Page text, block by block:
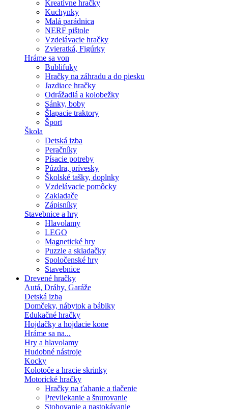
Kreatívne hračky
Kuchynky
Malá parádnica
NERF pištole
Vzdelávacie hračky
Zvieratká, Figúrky
Hráme sa von
Bublifuky
Hračky na záhradu a do piesku
Jazdiace hračky
Odrážadlá a kolobežky
Sánky, boby
Šlapacie traktory
Šport
Škola
Detská izba
Peračníky
Písacie potreby
Púzdra, prívesky
Školské tašky, doplnky
Vzdelávacie pomôcky
Zakladače
Zápisníky
Stavebnice a hry
Hlavolamy
LEGO
Magnetické hry
Puzzle a skladačky
Spoločenské hry
Stavebnice
Drevené hračky
Autá, Dráhy, Garáže
Detská izba
Domčeky, nábytok a bábiky
Edukačné hračky
Hojdačky a hojdacie kone
Hráme sa na...
Hry a hlavolamy
Hudobné nástroje
Kocky
Kolotoče a hracie skrinky
Motorické hračky
Hračky na ťahanie a tlačenie
Prevliekanie a šnurovanie
Stohovanie a nastokávanie